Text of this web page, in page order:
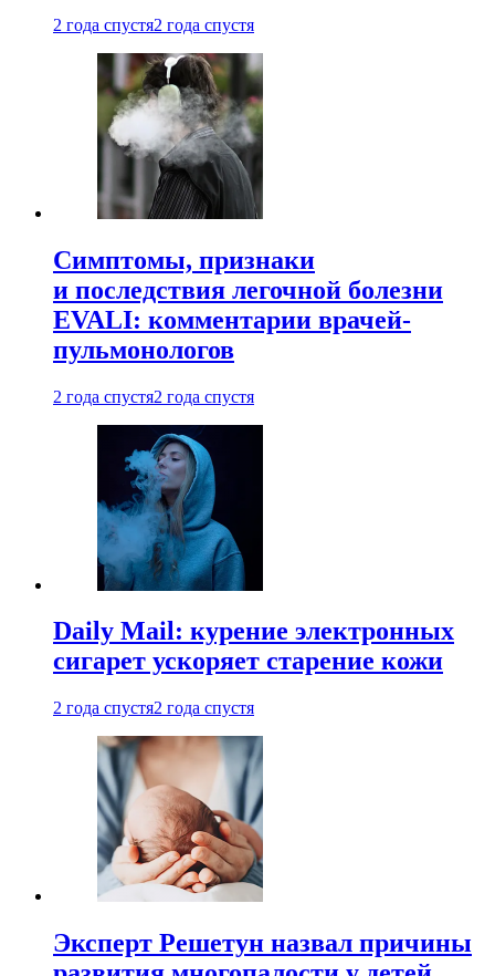
2 года спустя2 года спустя
Симптомы, признаки
и последствия легочной болезни
EVALI: комментарии врачей-
пульмонологов
2 года спустя2 года спустя
Daily Mail: курение электронных
сигарет ускоряет старение кожи
2 года спустя2 года спустя
Эксперт Решетун назвал причины